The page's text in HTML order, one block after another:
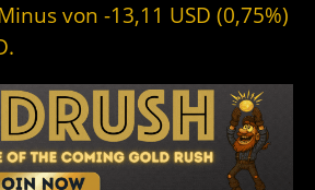
von -13,11 USD (0,75%)